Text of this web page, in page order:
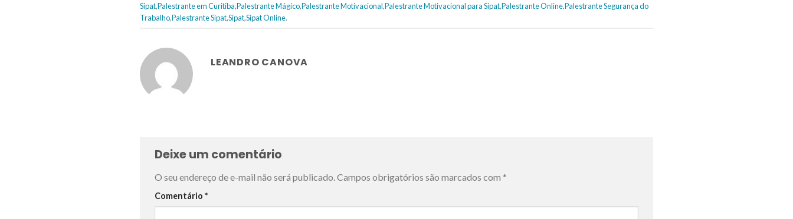
Sipat,Palestrante em Curitiba,Palestrante Mágico,Palestrante Motivacional,Palestrante Motivacional para Sipat,Palestrante Online,Palestrante Segurança do
Trabalho,Palestrante Sipat,Sipat,Sipat Online.
LEANDRO CANOVA
Deixe um comentário
O seu endereço de e-mail não será publicado.Campos obrigatórios são marcados com *
Comentário *